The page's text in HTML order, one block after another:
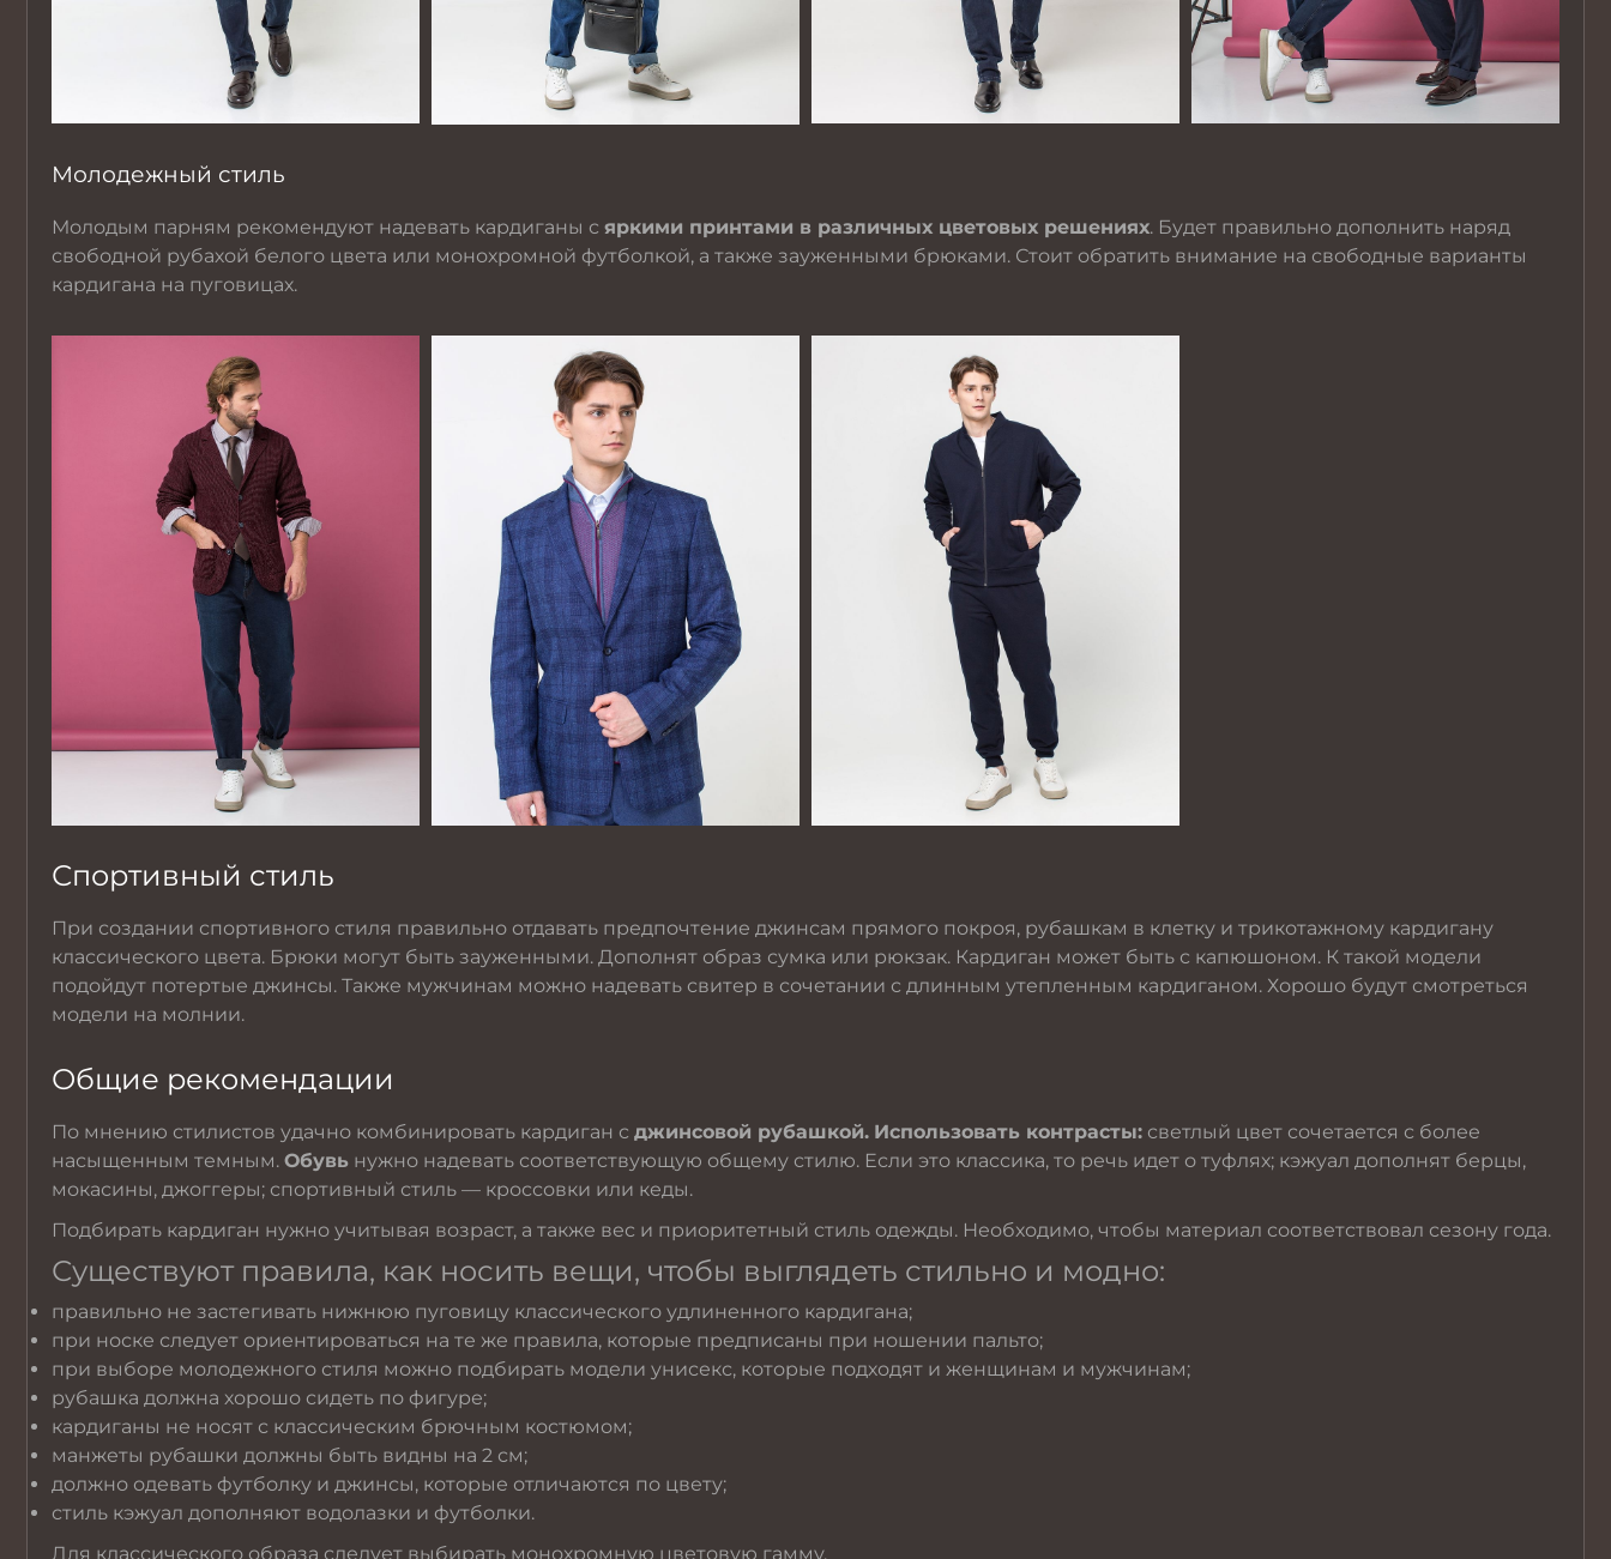
Молодежный стиль
Молодым парням рекомендуют надевать кардиганы с яркими принтами в различных цветовых решениях. Будет правильно дополнить наряд
свободной рубахой белого цвета или монохромной футболкой, а также зауженными брюками. Стоит обратить внимание на свободные варианты
кардигана на пуговицах.
Спортивный стиль
При создании спортивного стиля правильно отдавать предпочтение джинсам прямого покроя, рубашкам в клетку и трикотажному кардигану
классического цвета. Брюки могут быть зауженными. Дополнят образ сумка или рюкзак. Кардиган может быть с капюшоном. К такой модели
подойдут потертые джинсы. Также мужчинам можно надевать свитер в сочетании с длинным утепленным кардиганом. Хорошо будут смотреться
модели на молнии.
Общие рекомендации
По мнению стилистов удачно комбинировать кардиган с джинсовой рубашкой. Использовать контрасты: светлый цвет сочетается с более
насыщенным темным. Обувь нужно надевать соответствующую общему стилю. Если это классика, то речь идет о туфлях; кэжуал дополнят берцы,
мокасины, джоггеры; спортивный стиль — кроссовки или кеды.
Подбирать кардиган нужно учитывая возраст, а также вес и приоритетный стиль одежды. Необходимо, чтобы материал соответствовал сезону года.
Существуют правила, как носить вещи, чтобы выглядеть стильно и модно:
правильно не застегивать нижнюю пуговицу классического удлиненного кардигана;
при носке следует ориентироваться на те же правила, которые предписаны при ношении пальто;
при выборе молодежного стиля можно подбирать модели унисекс, которые подходят и женщинам и мужчинам;
рубашка должна хорошо сидеть по фигуре;
кардиганы не носят с классическим брючным костюмом;
манжеты рубашки должны быть видны на 2 см;
должно одевать футболку и джинсы, которые отличаются по цвету;
стиль кэжуал дополняют водолазки и футболки.
Для классического образа следует выбирать монохромную цветовую гамму.